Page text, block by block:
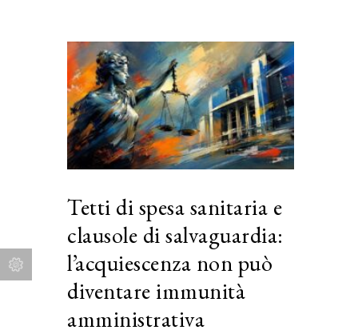
Tetti di spesa sanitaria e
clausole di salvaguardia:
l’acquiescenza non può
diventare immunità
amministrativa